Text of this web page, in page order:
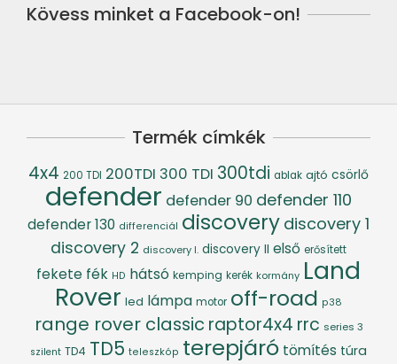
Kövess minket a Facebook-on!
Termék címkék
4x4 200 TDI 200TDI 300 TDI 300tdi ablak ajtó csörlő
defender defender 90 defender 110
defender 130 differenciál discovery discovery 1
discovery 2 discovery I. discovery II első erősített
fekete fék HD hátsó kemping kerék kormány Land
Rover led lámpa motor off-road p38
range rover classic raptor4x4 rrc series 3
szilent TD4 TD5 teleszkóp terepjáró tömítés túra